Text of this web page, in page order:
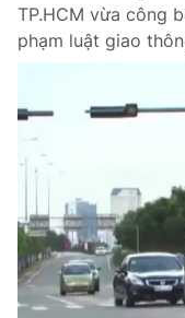
TP.HCM vừa công
phạm luật giao